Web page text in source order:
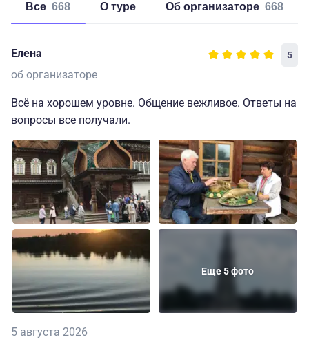
Все 668 о туре об организаторе 668
Елена 5
об организаторе
Всё на хорошем уровне. Общение вежливое. Ответы на
вопросы все получали.
Еще 5 фото
5 августа 2026